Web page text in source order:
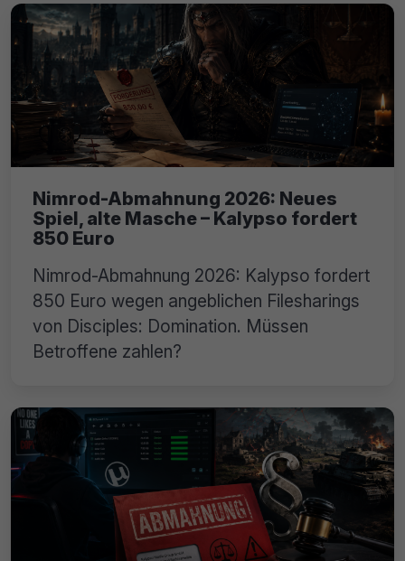
Nimrod-Abmahnung 2026: Neues
Spiel, alte Masche – Kalypso fordert
850 Euro
Nimrod-Abmahnung 2026: Kalypso fordert
850 Euro wegen angeblichen Filesharings
von Disciples: Domination. Müssen
Betroffene zahlen?